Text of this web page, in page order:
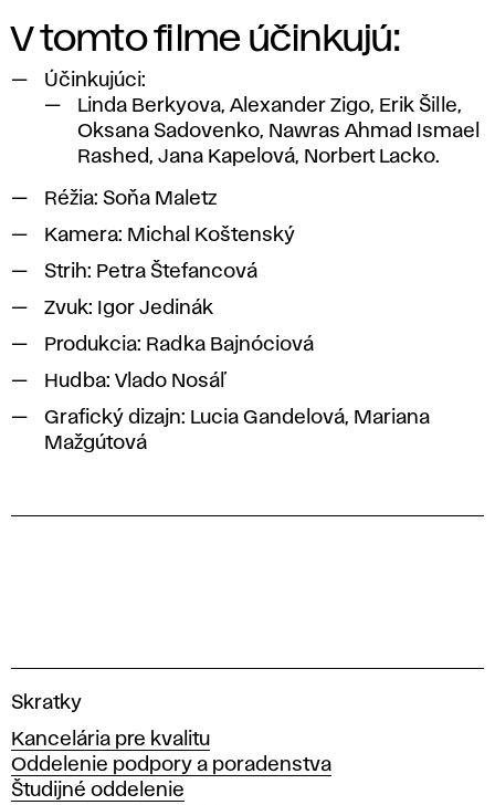
V tomto filme účinkujú:
Účinkujúci:
Linda Berkyova, Alexander Zigo, Erik Šille,
Oksana Sadovenko, Nawras Ahmad Ismael
Rashed, Jana Kapelová, Norbert Lacko.
Réžia: Soňa Maletz
Kamera: Michal Koštenský
Strih: Petra Štefancová
Zvuk: Igor Jedinák
Produkcia: Radka Bajnóciová
Hudba: Vlado Nosáľ
Grafický dizajn: Lucia Gandelová, Mariana
Mažgútová
V
s
o
k
Skratky
Kancelária pre kvalitu
Oddelenie podpory a poradenstva
Študijné oddelenie